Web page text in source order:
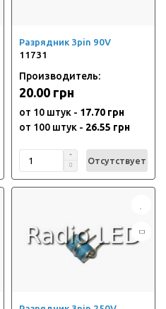
Разрядник 3pin 90V
11731
Производитель:
20.00 грн
от 10 штук - 17.70 грн
от 100 штук - 26.55 грн
Отсутствует